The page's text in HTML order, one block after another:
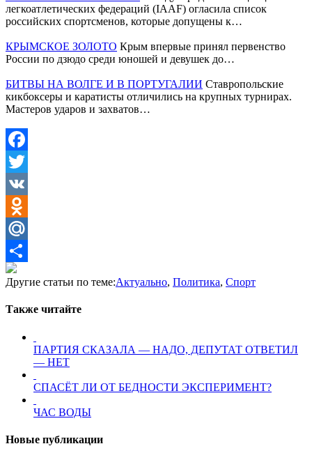
легкоатлетических федераций (IAAF) огласила список
российских спортсменов, которые допущены к…
КРЫМСКОЕ ЗОЛОТО Крым впервые принял первенство
России по дзюдо среди юношей и девушек до…
БИТВЫ НА ВОЛГЕ И В ПОРТУГАЛИИ Ставропольские
кикбоксеры и каратисты отличились на крупных турнирах.
Мастеров ударов и захватов…
Facebook
Twitter
VK
Odnoklassniki
Mail.Ru
Отправить
Другие статьи по теме:Актуально, Политика, Спорт
Также читайте
ПАРТИЯ СКАЗАЛА — НАДО, ДЕПУТАТ ОТВЕТИЛ
— НЕТ
СПАСЁТ ЛИ ОТ БЕДНОСТИ ЭКСПЕРИМЕНТ?
ЧАС ВОДЫ
Новые публикации